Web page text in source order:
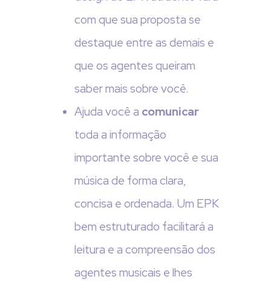
com que sua proposta se
destaque entre as demais e
que os agentes queiram
saber mais sobre você.
Ajuda você a comunicar
toda a informação
importante sobre você e sua
música de forma clara,
concisa e ordenada. Um EPK
bem estruturado facilitará a
leitura e a compreensão dos
agentes musicais e lhes